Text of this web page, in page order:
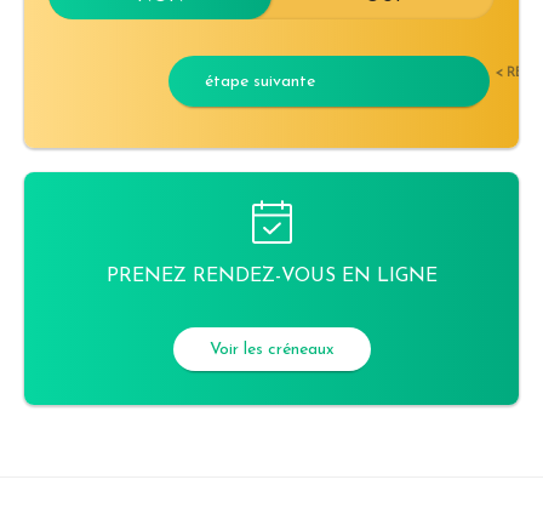
étape suivante <
PRENEZ RENDEZ-VOUS EN LIGNE
Voir les créneaux